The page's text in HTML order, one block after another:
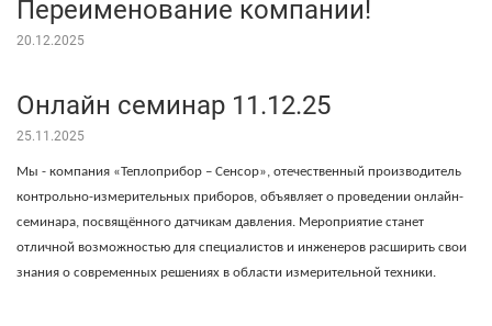
Переименование компании!
20.12.2025
Онлайн семинар 11.12.25
25.11.2025
Мы - компания «Теплоприбор – Сенсор», отечественный производитель
контрольно-измерительных приборов, объявляет о проведении онлайн-
семинара, посвящённого датчикам давления. Мероприятие станет
отличной возможностью для специалистов и инженеров расширить свои
знания о современных решениях в области измерительной техники.